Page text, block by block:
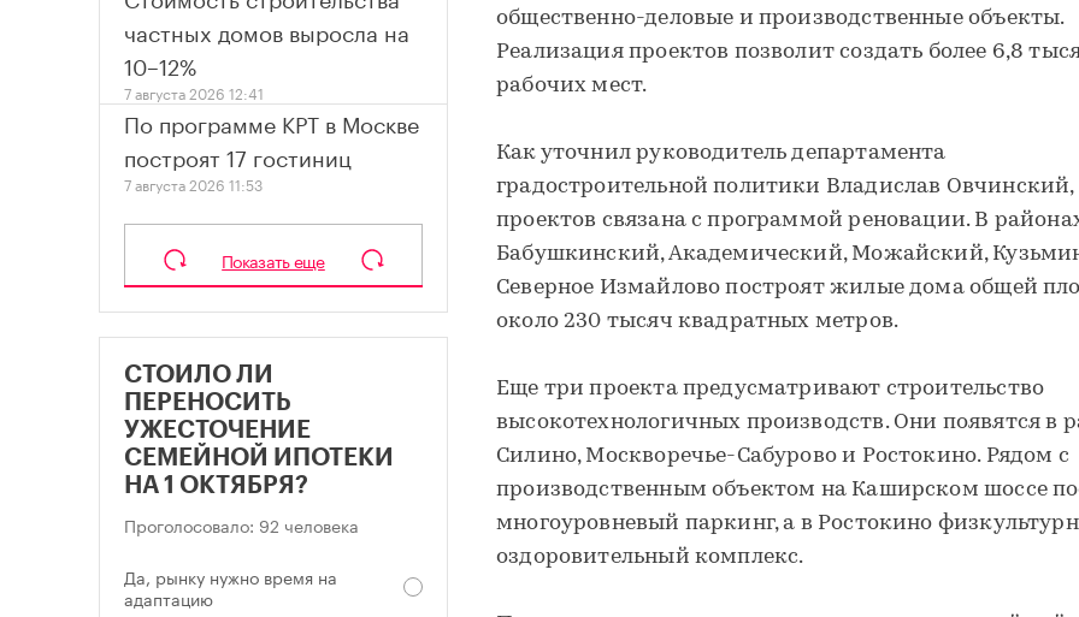
общественно-деловые и производственные объекты.
Реализация проектов позволит создать более 6,8
рабочих мест.
Как уточнил руководитель департамента
градостроительной политики Владислав Овчинский,
проектов связана с программой реновации. В
Бабушкинский, Академический, Можайский,
Северное Измайлово построят жилые дома общей
около 230 тысяч квадратных метров.
Еще три проекта предусматривают строительство
высокотехнологичных производств. Они появятся в
Силино, Москворечье-Сабурово и Ростокино. Рядом с
производственным объектом на Каширском шоссе
многоуровневый паркинг, а в Ростокино
оздоровительный комплекс.
частных домов выросла на
10–12%
7 августа 2026 12:41
По программе КРТ в Москве
построят 17 гостиниц
7 августа 2026 11:53
Показать еще
СТОИЛО ЛИ
ПЕРЕНОСИТЬ
УЖЕСТОЧЕНИЕ
СЕМЕЙНОЙ ИПОТЕКИ
НА 1 ОКТЯБРЯ?
Проголосовало: 92 человека
Да, рынку нужно время на
адаптацию